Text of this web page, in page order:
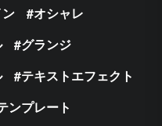
オシャレ
グランジ
テキストエフェクト
ンプレート